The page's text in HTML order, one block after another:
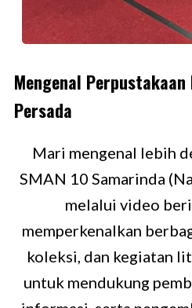
Mengenal Perpustakaan
Persada
Mari mengenal lebih
SMAN 10 Samarinda
melalui video
memperkenalkan
koleksi, dan kegiatan
untuk mendukung